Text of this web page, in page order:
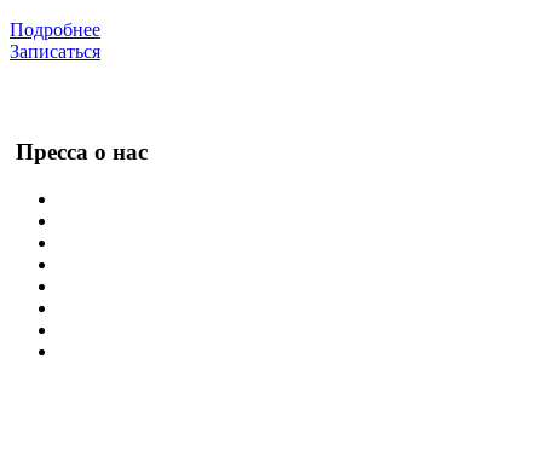
Подробнее
Записаться
Пресса о нас